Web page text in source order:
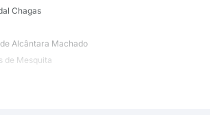
Chagas
Alcântara Machado
de Mesquita